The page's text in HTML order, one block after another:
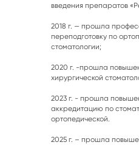
введения препаратов
2018 г. — прошла
переподготовку по
стоматологии;
2020 г. -прошла
хирургической
2023 г. - прошла
аккредитацию по
ортопедической.
2025 г. – прошла
УДОБНОЕ